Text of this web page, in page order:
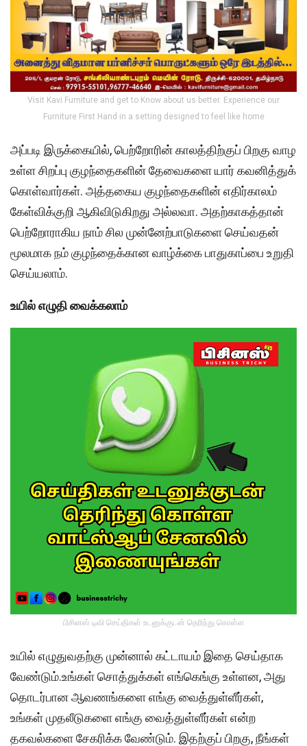
Visit Kavi Furniture and get to Know about us better. Experience our
Furniture First Hand in a setting designed to feel like home
அப்படி இருக்கையில், பெற்றோரின் காலத்திற்குப் பிறகு வாழ
உள்ள சிறப்பு குழந்தைகளின் தேவைகளை யார் கவனித்துக்
கொள்வார்கள். அத்தகைய குழந்தைகளின் எதிர்காலம்
கேள்விக்குறி ஆகிவிடுகிறது அல்லவா. அதற்காகத்தான்
பெற்றோராகிய நாம் சில முன்னேற்பாடுகளை செய்வதன்
மூலமாக நம் குழந்தைக்கான வாழ்க்கை பாதுகாப்பை உறுதி
செய்யலாம்.
உயில் எழுதி வைக்கலாம்
பிசினஸ் டிவி செய்திகள் உடனுக்குடன் தெரிந்து கொள்ள
உயில் எழுதுவதற்கு முன்னால் கட்டாயம் இதை செய்தாக
வேண்டும்.உங்கள் சொத்துக்கள் எங்கெங்கு உள்ளன, அது
தொடர்பான ஆவணங்களை எங்கு வைத்துள்ளீர்கள்,
உங்கள் முதலீடுகளை எங்கு வைத்துள்ளீர்கள் என்ற
தகவல்களை சேகரிக்க வேண்டும். இதற்குப் பிறகு, நீங்கள்